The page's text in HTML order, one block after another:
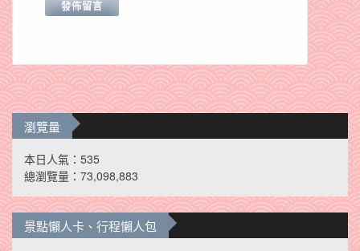
瀏覽量
本日人氣：535
總瀏覽量：73,098,883
景點懶人卡、行程懶人包